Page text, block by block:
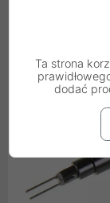
Ta strona
dodać